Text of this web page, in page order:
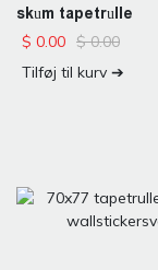
skum tapetrulle
$ 0.00 $0.00
Tilføj til kurv ➔